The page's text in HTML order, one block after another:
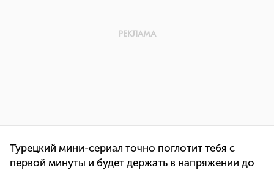
Турецкий мини-сериал точно поглотит тебя с
первой минуты и будет держать в напряжении до